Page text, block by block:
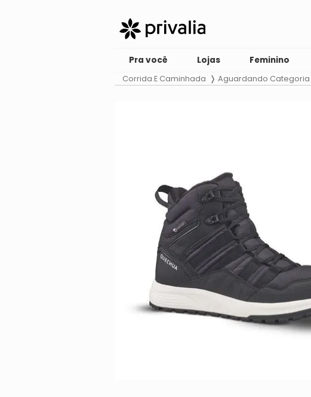
Pra você Lojas Feminino
Corrida E Caminhada Aguardando Categoria